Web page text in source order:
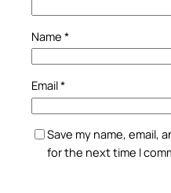
Name *
Email*
Save my name, email,
for the next time I